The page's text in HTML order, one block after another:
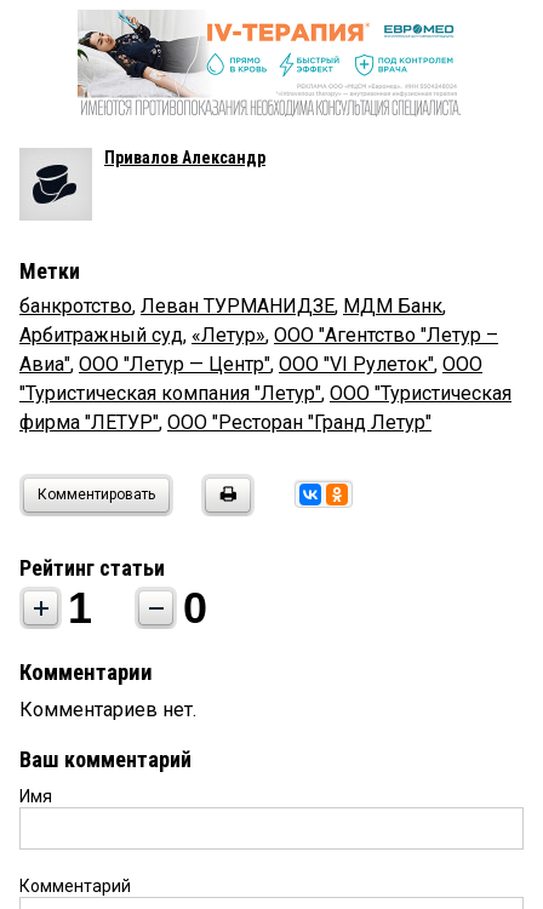
Привалов Александр
Метки
банкротство, Леван ТУРМАНИДЗЕ, МДМ Банк,
Арбитражный суд, «Летур», ООО "Агентство "Летур –
Авиа", ООО "Летур — Центр", ООО "VI Рулеток", ООО
"Туристическая компания "Летур", ООО "Туристическая
фирма "ЛЕТУР", ООО "Ресторан "Гранд Летур"
Комментировать
Рейтинг статьи
1 0
Комментарии
Комментариев нет.
Ваш комментарий
Имя
Комментарий